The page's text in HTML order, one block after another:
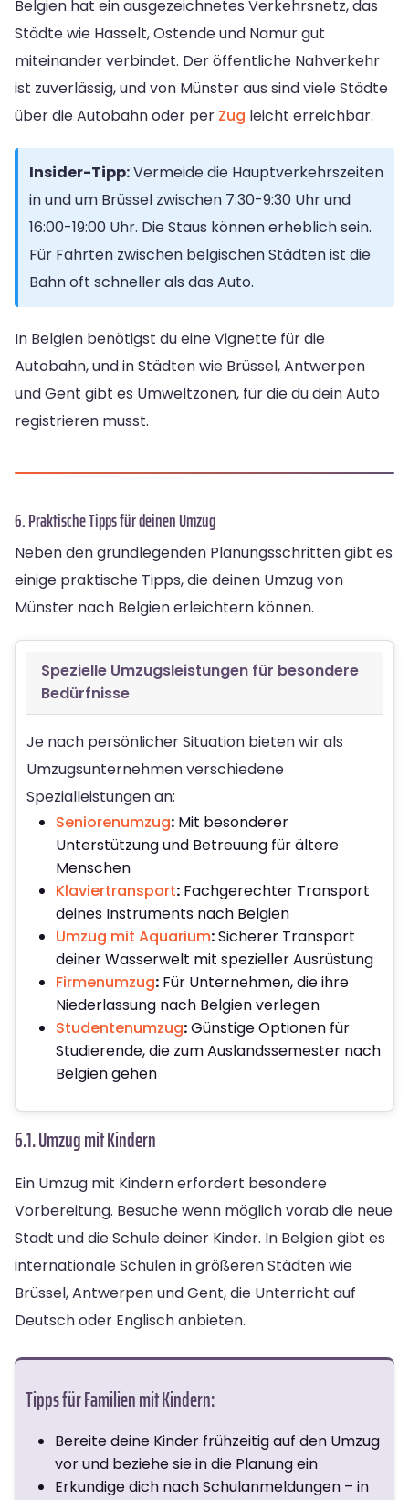
Belgien hat ein ausgezeichnetes Verkehrsnetz, das
Städte wie Hasselt, Ostende und Namur gut
miteinander verbindet. Der öffentliche Nahverkehr
ist zuverlässig, und von Münster aus sind viele Städte
über die Autobahn oder per Zug leicht erreichbar.
Insider-Tipp:Vermeide die Hauptverkehrszeiten
in und um Brüssel zwischen 7:30-9:30 Uhr und
16:00-19:00 Uhr. Die Staus können erheblich sein.
Für Fahrten zwischen belgischen Städten ist die
Bahn oft schneller als das Auto.
In Belgien benötigst du eine Vignette für die
Autobahn, und in Städten wie Brüssel, Antwerpen
und Gent gibt es Umweltzonen, für die du dein Auto
registrieren musst.
6. Praktische Tipps für deinen Umzug
Neben den grundlegenden Planungsschritten gibt es
einige praktische Tipps, die deinen Umzug von
Münster nach Belgien erleichtern können.
Spezielle Umzugsleistungen für besondere
Bedürfnisse
Je nach persönlicher Situation bieten wir als
Umzugsunternehmen verschiedene
Spezialleistungen an:
Seniorenumzug: Mit besonderer
Unterstützung und Betreuung für ältere
Menschen
Klaviertransport: Fachgerechter Transport
deines Instruments nach Belgien
Umzug mit Aquarium:Sicherer Transport
deiner Wasserwelt mit spezieller Ausrüstung
Firmenumzug: Für Unternehmen, die ihre
Niederlassung nach Belgien verlegen
Studentenumzug:Günstige Optionen für
Studierende, die zum Auslandssemester nach
Belgien gehen
6.1. Umzug mit Kindern
Ein Umzug mit Kindern erfordert besondere
Vorbereitung. Besuche wenn möglich vorab die neue
Stadt und die Schule deiner Kinder. In Belgien gibt es
internationale Schulen in größeren Städten wie
Brüssel, Antwerpen und Gent, die Unterricht auf
Deutsch oder Englisch anbieten.
Tipps für Familien mit Kindern:
Bereite deine Kinder frühzeitig auf den Umzug
vor und beziehe sie in die Planung ein
Erkundige dich nach Schulanmeldungen – in